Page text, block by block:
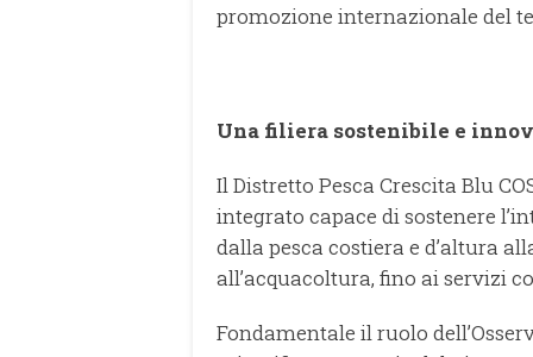
promozione internazionale del
Una filiera sostenibile e
Il Distretto Pesca Crescita Blu
integrato capace di sostenere
dalla pesca costiera e d’altura
all’acquacoltura, fino ai servizi
Fondamentale il ruolo